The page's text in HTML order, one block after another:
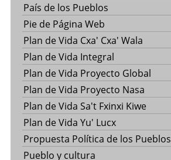
País de los Pueblos
Pie de Página Web
Plan de Vida Cxa' Cxa' Wala
Plan de Vida Integral
Plan de Vida Proyecto Global
Plan de Vida Proyecto Nasa
Plan de Vida Sa't Fxinxi Kiwe
Plan de Vida Yu' Lucx
Propuesta Política de los Pueblos
Pueblo y cultura